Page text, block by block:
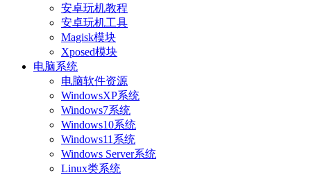
安卓玩机教程
安卓玩机工具
Magisk模块
Xposed模块
电脑系统
电脑软件资源
WindowsXP系统
Windows7系统
Windows10系统
Windows11系统
Windows Server系统
Linux类系统